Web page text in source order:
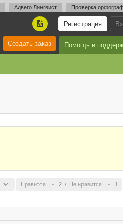
Адвего Лингвист Проверка
Регистрация
A
Помощь и
Создать заказ
Нравится 2 / Не нравится 1